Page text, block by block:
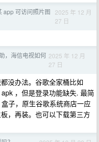
app 可访问照片图
2025 年 12 月
27 日
，海信电视如何 2025 年 12 月
27 日
没办法。谷歌全家桶比如
，但是登录功能缺失. 最简
子，原生谷歌系统商店一应
，再装。也可以下载第三方